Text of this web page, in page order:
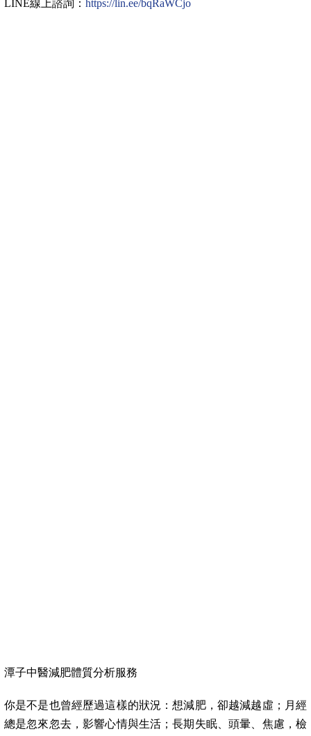
LINE線上諮詢： https://lin.ee/bqRaWCjo
潭子中醫減肥體質分析服務
你是不是也曾經歷過這樣的狀況：想減肥，卻越減越虛；月經
總是忽來忽去，影響心情與生活；長期失眠、頭暈、焦慮，檢